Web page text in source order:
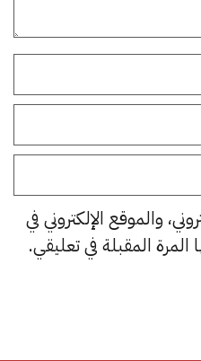
والموقع الإلكتروني في
المقبلة في تعليقي.